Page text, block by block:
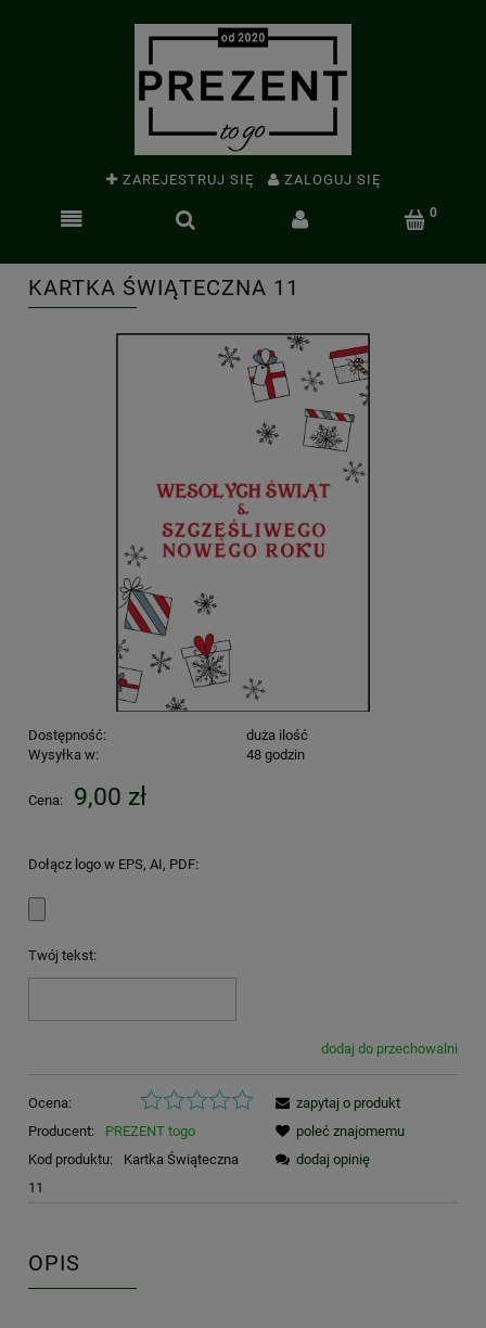
ZAREJESTRUJ SIĘ ZALOGUJ SIĘ
KARTKA ŚWIĄTECZNA 11
Dostępność:
duża ilość
Wysyłka w:
48 godzin
Cena: 9,00 zł
Dołącz logo w EPS, AI, PDF:
Twój tekst:
dodaj do przechowalni
Ocena:
Producent:
PREZENT togo
Kod produktu:
Kartka Świąteczna
11
zapytaj o produkt
poleć znajomemu
dodaj opinię
OPIS